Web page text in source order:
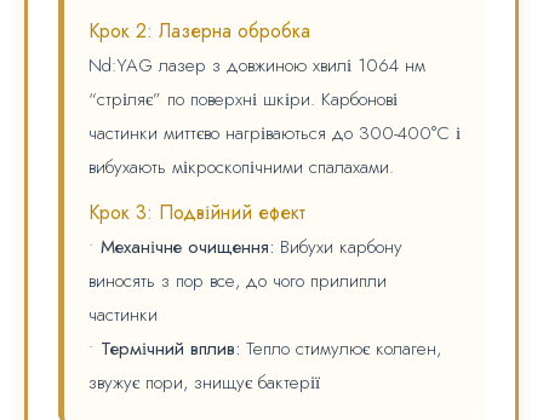
Крок 2: Лазерна обробка
Nd:YAG лазер з довжиною хвилі 1064 нм
“стріляє” по поверхні шкіри. Карбонові
частинки миттєво нагріваються до 300-400°C і
вибухають мікроскопічними спалахами.
Крок 3: Подвійний ефект
• Механічне очищення: Вибухи карбону
виносять з пор все, до чого прилипли
частинки
• Термічний вплив: Тепло стимулює колаген,
звужує пори, знищує бактерії